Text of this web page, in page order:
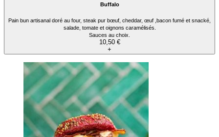
Buffalo
Pain bun artisanal doré au four, steak pur bœuf, cheddar, œuf ,bacon fumé et snacké,
salade, tomate et oignons caramélisés.
Sauces au choix.
10,50 €
+